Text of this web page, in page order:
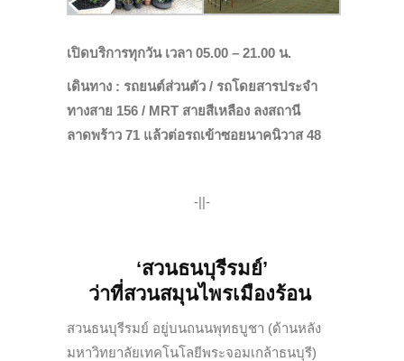
เปิดบริการทุกวัน เวลา 05.00 – 21.00 น.
เดินทาง : รถยนต์ส่วนตัว / รถโดยสารประจำ
ทางสาย 156 / MRT สายสีเหลือง ลงสถานี
ลาดพร้าว 71 แล้วต่อรถเข้าซอยนาคนิวาส 48
-||-
‘สวนธนบุรีรมย์’
ว่าที่สวนสมุนไพรเมืองร้อน
สวนธนบุรีรมย์ อยู่บนถนนพุทธบูชา (ด้านหลัง
มหาวิทยาลัยเทคโนโลยีพระจอมเกล้าธนบุรี)